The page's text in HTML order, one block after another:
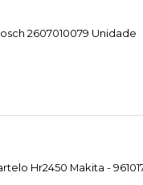
2607010079 Unidade
Hr2450 Makita -